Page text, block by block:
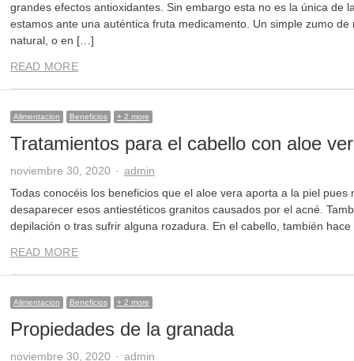
grandes efectos antioxidantes. Sin embargo esta no es la única de
estamos ante una auténtica fruta medicamento. Un simple zumo
natural, o en […]
READ MORE
Alimentacion Beneficios + 2 more
Tratamientos para el cabello con aloe
noviembre 30, 2020 Author
admin
Todas conocéis los beneficios que el aloe vera aporta a la piel pues
desaparecer esos antiestéticos granitos causados por el acné.
depilación o tras sufrir alguna rozadura. En el cabello, también
READ MORE
Alimentacion Beneficios + 2 more
Propiedades de la granada
noviembre 30, 2020 Author
admin